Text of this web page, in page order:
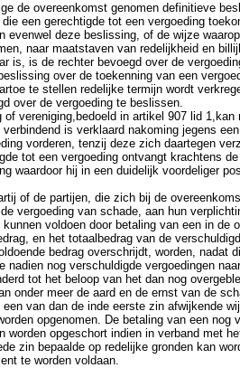
de overeenkomst genomen definitieve
een gerechtigde tot een vergoeding
evenwel deze beslissing, of de wijze
naar maatstaven van redelijkheid en
is, is de rechter bevoegd over de
over de toekenning van een
te stellen redelijke termijn wordt
over de vergoeding te beslissen.
of vereniging,bedoeld in artikel 907 lid 1,kan
is verklaard nakoming jegens
vorderen, tenzij deze zich daartegen
tot een vergoeding ontvangt krachtens
waardoor hij in een duidelijk voordeliger
of de partijen, die zich bij de
vergoeding van schade, aan hun
voldoen door betaling van een in de
en het totaalbedrag van de
bedrag overschrijdt, worden, nadat
nadien nog verschuldigde vergoedingen
tot het beloop van het dan nog
onder meer de aard en de ernst van de
van dan de inde eerste zin afwijkende
opgenomen. De betaling van een nog
worden opgeschort indien in verband met
zin bepaalde op redelijke gronden kan
te worden voldaan.